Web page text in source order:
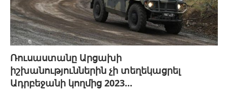
Ռուսաստանը Արցախի
իշխանություններին չի տեղեկացրել
Ադրբեջանի կողմից 2023...